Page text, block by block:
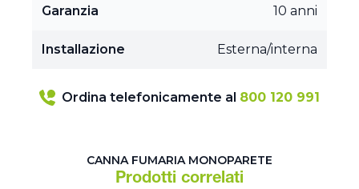
Garanzia 10 anni
Installazione Esterna/interna
Ordina telefonicamente al 800 120 991
CANNA FUMARIA MONOPARETE
Prodotti correlati